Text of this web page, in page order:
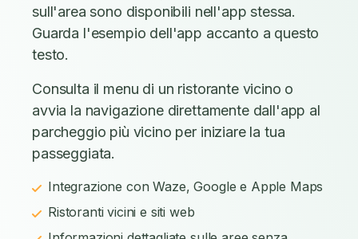
sull'area sono disponibili nell'app stessa.
Guarda l'esempio dell'app accanto a questo
testo.
Consulta il menu di un ristorante vicino o
avvia la navigazione direttamente dall'app al
parcheggio più vicino per iniziare la tua
passeggiata.
Integrazione con Waze, Google e Apple Maps
Ristoranti vicini e siti web